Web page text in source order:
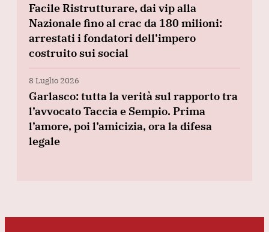
Facile Ristrutturare, dai vip alla
Nazionale fino al crac da 180 milioni:
arrestati i fondatori dell’impero
costruito sui social
8 Luglio 2026
Garlasco: tutta la verità sul rapporto tra
l’avvocato Taccia e Sempio. Prima
l’amore, poi l’amicizia, ora la difesa
legale